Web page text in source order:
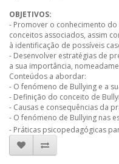
OBJETIVOS:
- Promover o conhecimento
conceitos associados, assim
à identificação de possíveis
- Desenvolver estratégias de
a sua importância,
Conteúdos a abordar:
- O fenómeno de Bullying e a
- Definição do conceito de
- Causas e consequências da
- O fenómeno de Bullying nas
- Práticas psicopedagógicas